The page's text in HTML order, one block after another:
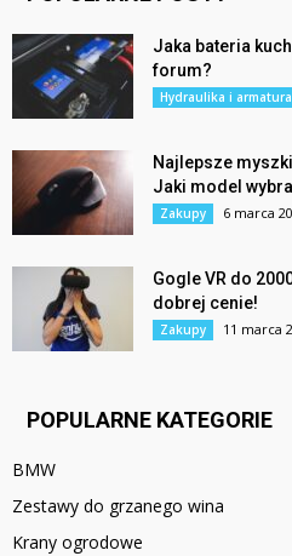
Jaka bateria
forum?
Hydraulika i
Najlepsze
Jaki model
Zakupy 6 marca
Gogle VR do
dobrej cenie!
Zakupy 11 marca
POPULARNE KATEGORIE
BMW
Zestawy do grzanego wina
Krany ogrodowe